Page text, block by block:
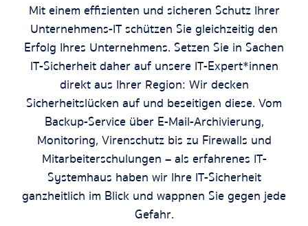
Mit einem effizienten und sicheren Schutz Ihrer
Unternehmens-IT schützen Sie gleichzeitig den
Erfolg Ihres Unternehmens. Setzen Sie in Sachen
IT-Sicherheit daher auf unsere IT-Expert*innen
direkt aus Ihrer Region: Wir decken
Sicherheitslücken auf und beseitigen diese. Vom
Backup-Service über E-Mail-Archivierung,
Monitoring, Virenschutz bis zu Firewalls und
Mitarbeiterschulungen – als erfahrenes IT-
Systemhaus haben wir Ihre IT-Sicherheit
ganzheitlich im Blick und wappnen Sie gegen jede
Gefahr.